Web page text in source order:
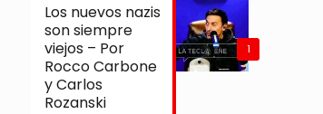
1
Los nuevos nazis
son siempre
viejos – Por
Rocco Carbone
y Carlos
Rozanski